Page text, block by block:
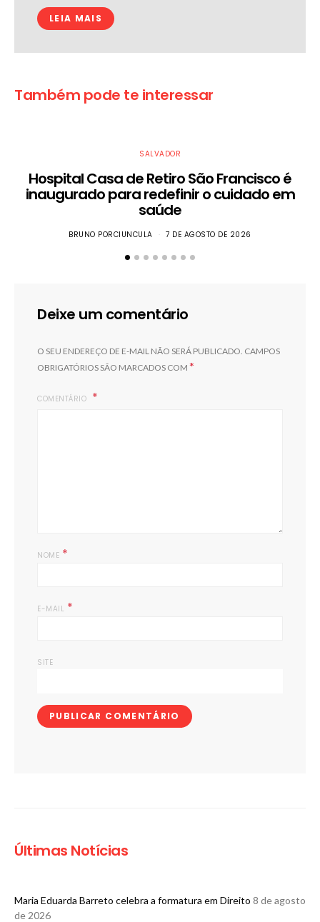
LEIA MAIS
Também pode te interessar
SALVADOR
Hospital Casa de Retiro São Francisco é
inaugurado para redefinir o cuidado em
saúde
BRUNO PORCIUNCULA 7 DE AGOSTO DE 2026
Deixe um comentário
O SEU ENDEREÇO DE E-MAIL NÃO SERÁ PUBLICADO. CAMPOS
OBRIGATÓRIOS SÃO MARCADOS COM *
COMENTÁRIO
NOME *
E-MAIL *
SITE
Últimas Notícias
Maria Eduarda Barreto celebra a formatura em Direito 8 de agosto
de 2026